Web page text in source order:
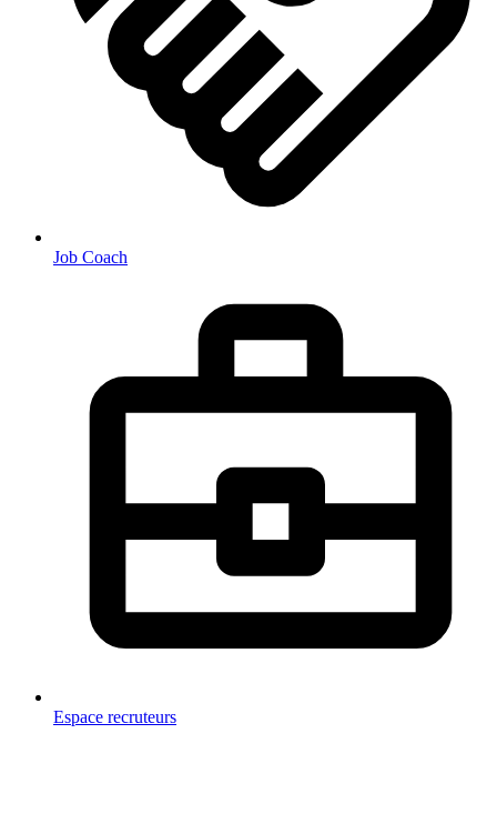
Job Coach
Espace recruteurs